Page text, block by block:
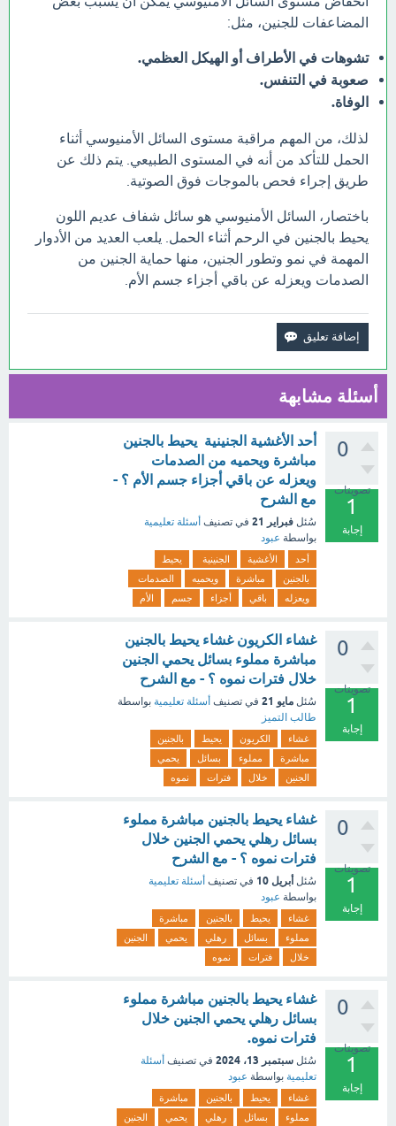
المضاعفات للجنين، مثل:
تشوهات في الأطراف أو الهيكل العظمي.
صعوبة في التنفس.
الوفاة.
لذلك، من المهم مراقبة مستوى السائل الأمنيوسي أثناء
الحمل للتأكد من أنه في المستوى الطبيعي. يتم ذلك عن
طريق إجراء فحص بالموجات فوق الصوتية.
باختصار، السائل الأمنيوسي هو سائل شفاف عديم اللون
يحيط بالجنين في الرحم أثناء الحمل. يلعب العديد من الأدوار
المهمة في نمو وتطور الجنين، منها حماية الجنين من
الصدمات ويعزله عن باقي أجزاء جسم الأم.
أسئلة مشابهة
0
تصويتات
1
إجابة
أحد الأغشية الجنينية يحيط بالجنين
مباشرة ويحميه من الصدمات
ويعزله عن باقي أجزاء جسم الأم ؟ -
مع الشرح
سُئل فبراير 21 في تصنيف أسئلة تعليمية
بواسطة عبود
أحد الأغشية الجنينية
يحيط
بالجنين
مباشرة ويحميه
الصدمات
ويعزله
باقي أجزاء جسم الأم
0
تصويتات
1
إجابة
غشاء الكريون غشاء يحيط بالجنين
مباشرة مملوء بسائل يحمي الجنين
خلال فترات نموه ؟ - مع الشرح
سُئل مايو 21 في تصنيف أسئلة تعليمية بواسطة
طالب التميز
غشاء الكريون يحيط
بالجنين
مباشرة
مملوء بسائل
يحمي
الجنين
خلال فترات نموه
0
تصويتات
1
إجابة
غشاء يحيط بالجنين مباشرة مملوء
بسائل رهلي يحمي الجنين خلال
فترات نموه ؟ - مع الشرح
سُئل أبريل 10 في تصنيف أسئلة تعليمية
بواسطة عبود
غشاء يحيط بالجنين
مباشرة
مملوء
بسائل رهلي يحمي
الجنين
خلال
فترات نموه
0
تصويتات
1
إجابة
غشاء يحيط بالجنين مباشرة مملوء
بسائل رهلي يحمي الجنين خلال
فترات نموه.
سُئل سبتمبر 13، 2024 في تصنيف أسئلة
تعليمية بواسطة عبود
غشاء يحيط بالجنين
مباشرة
مملوء
بسائل رهلي يحمي
الجنين